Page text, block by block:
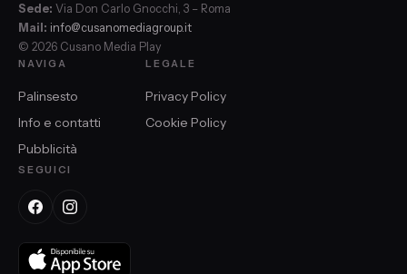
Sede: Via Don Carlo Gnocchi, 3 – Roma
Mail: info@cusanomediagroup.it
© 2026 Cusano Media Play
NAVIGA
Palinsesto
Info e contatti
Pubblicità
LEGALE
Privacy Policy
Cookie Policy
SEGUICI